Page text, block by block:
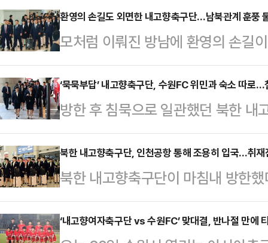
환영의 손길도 외면한 내고향축구단…남북관계 훈풍
모처럼 이뤄진 방남에 환영의 손길
하다.북한 내고향여자축구단이 방
파로 붐볐다. 오랜만에 한국을 찾은
회, 인천함북도민회 등 실향민 단
국 베이징에서 출발한 내고향여자
항공편으로 인천공항 1터미널에 도
입국장에 모습을 드러냈다.북한 스
2018년 12월 국제탁구연맹(I…
‘묵묵부답’ 내고향축구단, 수원FC 위민과 숙소 따로
방한 후 침묵으로 일관했던 북한
위민과 숙소도 따로 쓰며 철저한
에 따르면 선수단은 전날 경기도 수
에 짐을 풀었다.애초 수원FC 위민
텔 앰배서더 수원을 함께 쓸 예정
숙소를 옮겼다.구단에 따르면 AFC
북한 내고향축구단, 인천공항 통해 조용히 입국…취재
북한 내고향축구단이 마침내 방한
단은 17일 오후 2시 15분 에어차이
해 수속을 마친 뒤 오후 3시경 마침
‘내고향여자축구단 vs 수원FC’ 맞대결, 반나절 만에